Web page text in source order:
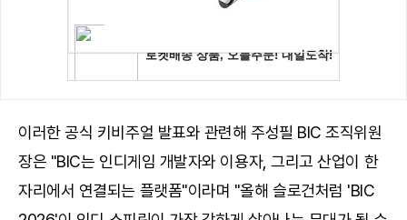
이러한 공식 키비주얼 발표와 관련해 주성필 BIC 조직위원
장은 "BIC는 인디게임 개발자와 이용자, 그리고 산업이 한
자리에서 연결되는 플랫폼"이라며 "올해 슬로건처럼 'BIC